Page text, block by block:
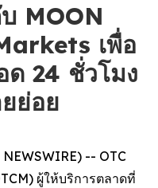
MOON
เพื่อ
ด 24 ชั่วโมง
ย่อย
-- OTC
ผู้ให้บริการตลาดที่